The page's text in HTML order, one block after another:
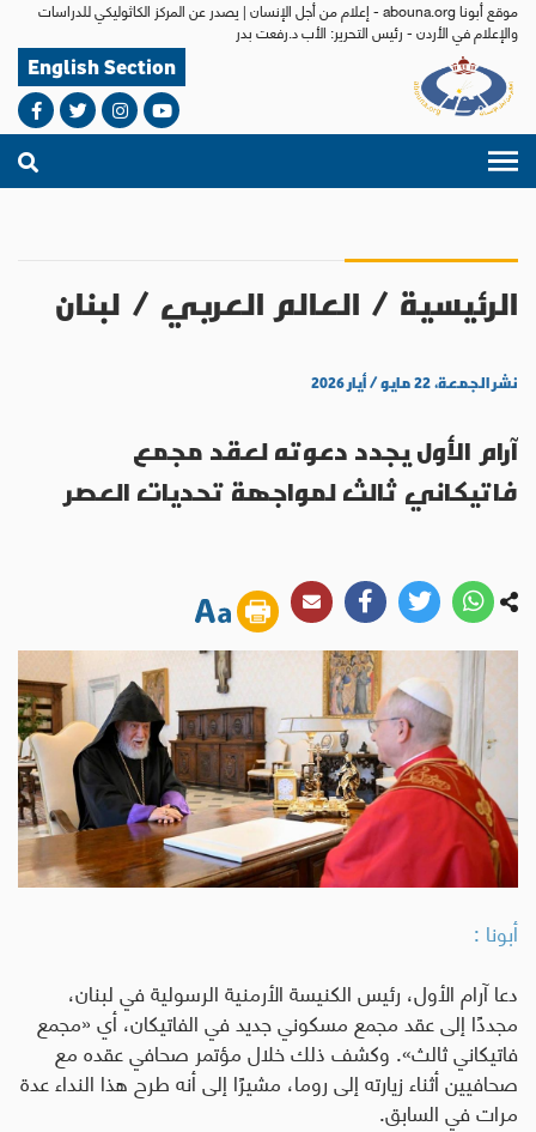
موقع أبونا abouna.org - إعلام من أجل الإنسان | يصدر عن المركز الكاثوليكي للدراسات
والإعلام في الأردن - رئيس التحرير: الأب د.رفعت بدر
English Section
الرئيسية / العالم العربي / لبنان
نشر الجمعة، ٢٢ مايو / أيار ٢٠٢٦
آرام الأول يجدد دعوته لعقد مجمع
فاتيكاني ثالث لمواجهة تحديات العصر
أبونا :
دعا آرام الأول، رئيس الكنيسة الأرمنية الرسولية في لبنان،
مجددًا إلى عقد مجمع مسكوني جديد في الفاتيكان، أي «مجمع
فاتيكاني ثالث». وكشف ذلك خلال مؤتمر صحافي عقده مع
صحافيين أثناء زيارته إلى روما، مشيرًا إلى أنه طرح هذا النداء عدة
مرات في السابق.